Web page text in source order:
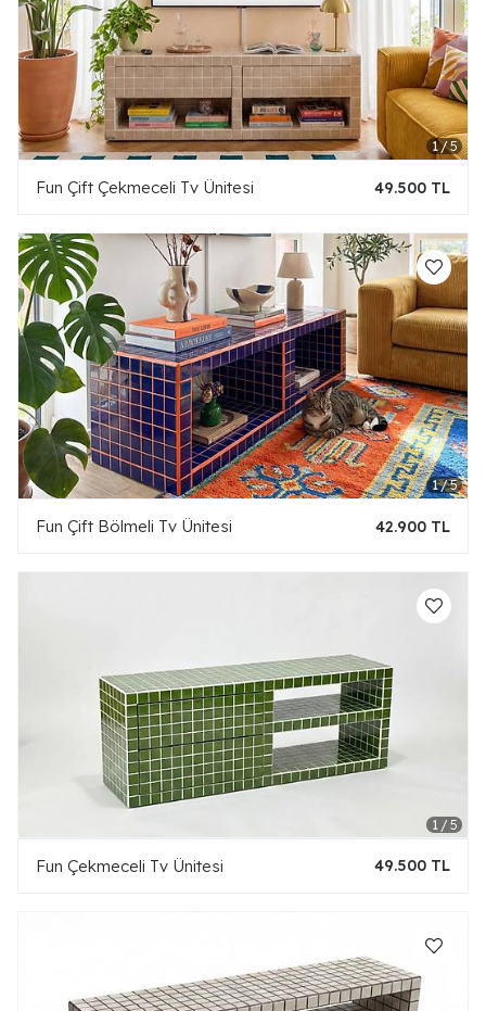
Fun Çift Çekmeceli Tv Ünitesi 49.500 TL
Fun Çift Bölmeli Tv Ünitesi 42.900 TL
Fun Çekmeceli Tv Ünitesi 49.500 TL